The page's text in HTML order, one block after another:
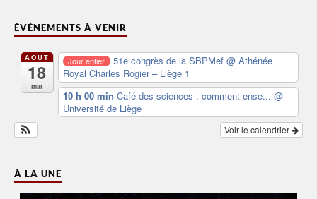
ÉVÉNEMENTS À VENIR
AOÛT
18
mar
Jour entier 51e congrès de la SBPMef@ Athénée
Royal Charles Rogier – Liège 1
10 h 00 min Café des sciences : comment ense... @
Université de Liège
Voir le calendrier
À LA UNE